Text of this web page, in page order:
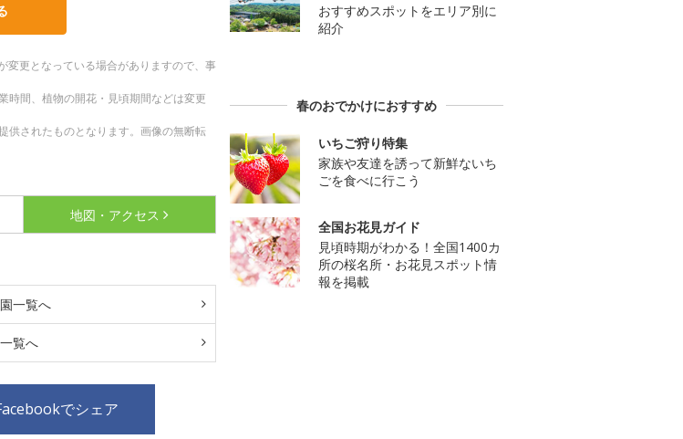
更となっている場合がありますので、事
時間、植物の開花・見頃期間などは変更
供されたものとなります。画像の無断転
地図・アクセス
一覧へ
覧へ
でシェア
おすすめスポットをエリア別に
紹介
春のおでかけにおすすめ
いちご狩り特集
家族や友達を誘って新鮮ないち
ごを食べに行こう
全国お花見ガイド
見頃時期がわかる！全国1400カ
所の桜名所・お花見スポット情
報を掲載